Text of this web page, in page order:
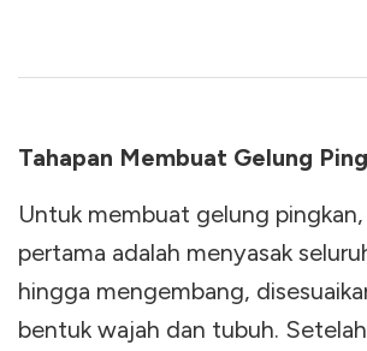
Tahapan Membuat Gelung
Untuk membuat gelung pingkan,
pertama adalah menyasak
hingga mengembang,
bentuk wajah dan tubuh.